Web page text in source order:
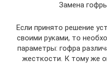
Замена
Если принято решение
своими руками, то
параметры: гофра
жесткости. К тому же